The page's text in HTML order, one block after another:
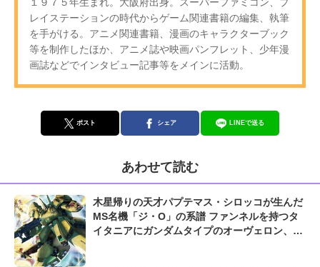
１９７５年生まれ。大阪府出身。スーパーファミコン、プ
レイステーションの時代からゲーム関連書籍の編集、執筆
を手がける。アニメ関連書籍、漫画のキャラクターブック
等を制作したほか、アニメ誌や映画パンフレット、少年漫
画誌などでインタビュー記事等をメインに活動。
ポスト シェア LINEで送る
あわせて読む
木星帰りの天才パプテマス・シロッコが生んだ
MS名機「ジ・O」の系譜 ファンネルを持つタ
イタニアにガンダムタイプのオーヴェロン、ま